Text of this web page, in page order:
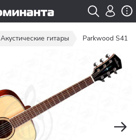
Акустические гитары Parkwood S41